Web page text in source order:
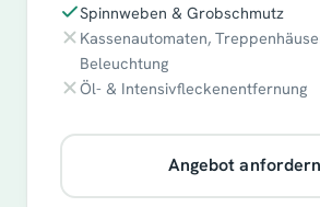
Spinnweben & Grobschmutz
Kassenautomaten,
Beleuchtung
Öl- & Intensivfleckenentfernung
Angebot anfordern